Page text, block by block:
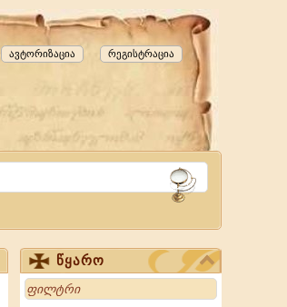
რეგისტრაცია
ავტორიზაცია
წყარო
Search